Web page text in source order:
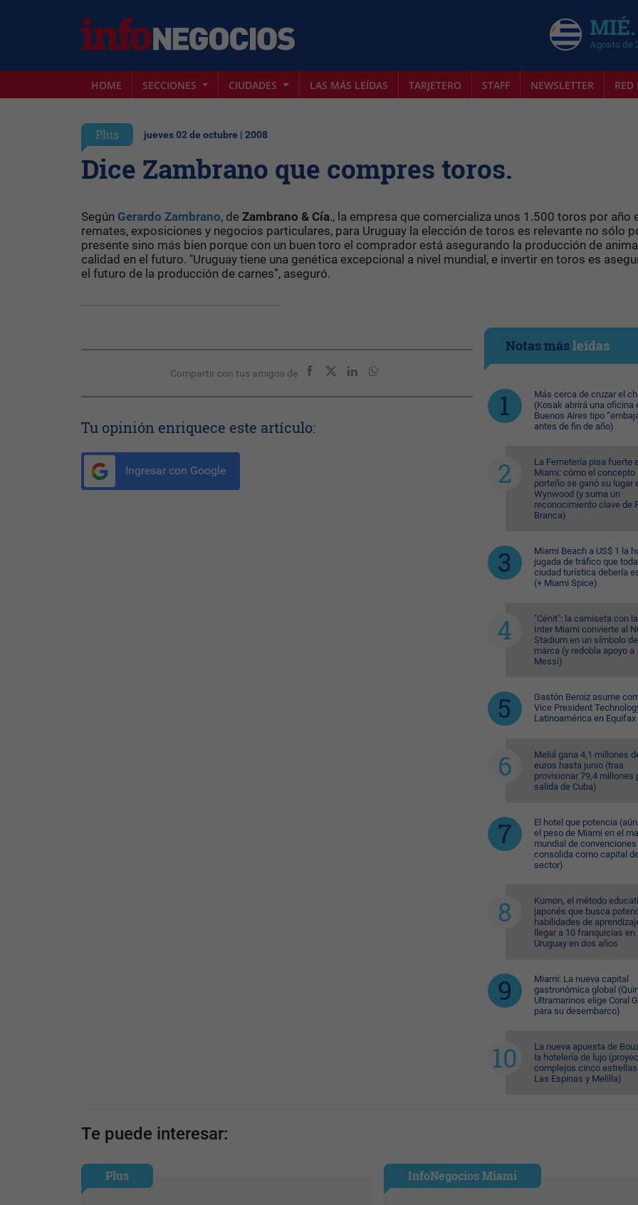
Agosto de
HOME SECCIONES CIUDADES LAS MÁS LEÍDAS TARJETERO STAFF NEWSLETTER RED
Plus jueves 02 de octubre | 2008
Dice Zambrano que compres toros.
Según Gerardo Zambrano, de Zambrano & Cía., la empresa que comercializa unos 1.500 toros por año
remates, exposiciones y negocios particulares, para Uruguay la elección de toros es relevante no sólo
presente sino más bien porque con un buen toro el comprador está asegurando la producción de
calidad en el futuro. "Uruguay tiene una genética excepcional a nivel mundial, e invertir en toros es
el futuro de la producción de carnes”, aseguró.
Compartir con tus amigos de
Tu opinión enriquece este artículo:
Ingresar con Google
Notas másleídas
Más cerca de cruzar el
(Kosak abrirá una oficina
Buenos Aires tipo
antes de fin de año)
La Fernetería pisa fuerte
Miami: cómo el concepto
porteño se ganó su lugar
Wynwood (y suma un
reconocimiento clave de
Branca)
Miami Beach a US$ 1 la
jugada de tráfico que toda
ciudad turística debería
(+ Miami Spice)
"Cénit": la camiseta con
Inter Miami convierte al
Stadium en un símbolo de
marca (y redobla apoyo a
Messi)
Gastón Beroiz asume
Vice President
Latinoamérica en Equifax
Meliá gana 4,1 millones
euros hasta junio (tras
provisionar 79,4 millones
salida de Cuba)
El hotel que potencia
el peso de Miami en el
mundial de convenciones
consolida como capital
sector)
Kumon, el método
japonés que busca
habilidades de
llegar a 10 franquicias en
Uruguay en dos años
Miami: La nueva capital
gastronómica global
Ultramarinos elige Coral
para su desembarco)
La nueva apuesta de
la hotelería de lujo
complejos cinco
Las Espinas y Melilla)
Te puede interesar:
Plus InfoNegocios Miami